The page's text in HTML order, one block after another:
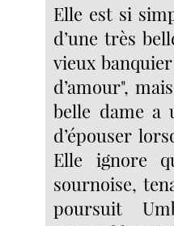
Elle est si
d’une très
vieux
d’amour",
belle dame a
d’épouser
Elle ignore
sournoise,
poursuit